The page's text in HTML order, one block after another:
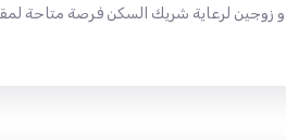
زوجين لرعاية شريك السكن فرصة متاحة